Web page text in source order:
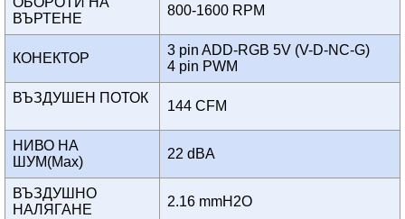
ВЪРТЕНЕ
800-1600 RPM
КОНЕКТОР
3 pin ADD-RGB 5V (V-D-NC-G)
4 pin PWM
ВЪЗДУШЕН ПОТОК
144 CFM
НИВО НА
ШУМ(Max)
22 dBA
ВЪЗДУШНО
НАЛЯГАНЕ
2.16 mmH2O